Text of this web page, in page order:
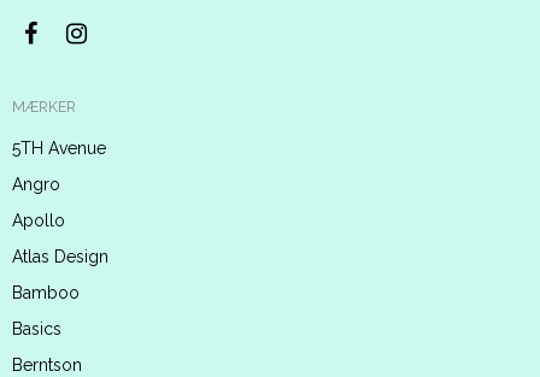
MÆRKER
5TH Avenue
Angro
Apollo
Atlas Design
Bamboo
Basics
Berntson